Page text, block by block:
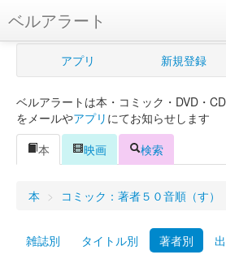
ベルアラート
ベルアラートとは
新規登録
ログイン
Myシェルフ
アプリ 新規登録
ベルアラートは本・コミック・DVD・
をメールやアプリ にてお知らせします
本
映画 検索
本 > コミック：著者５０音順（す）
雑誌別 タイトル別 著者別